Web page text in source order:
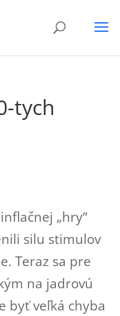
tych
„hry“
silu stimulov
Teraz sa pre
na jadrovú
byť veľká chyba